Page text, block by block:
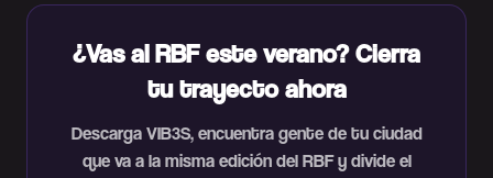
¿Vas al RBF este verano? Cierra
tu trayecto ahora
Descarga VIB3S, encuentra gente de tu ciudad
que va a la misma edición del RBF y divide el